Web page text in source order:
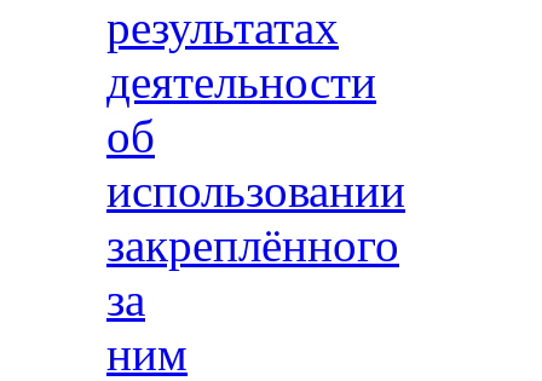
результатах
деятельности
об
использовании
закреплённого
за
ним